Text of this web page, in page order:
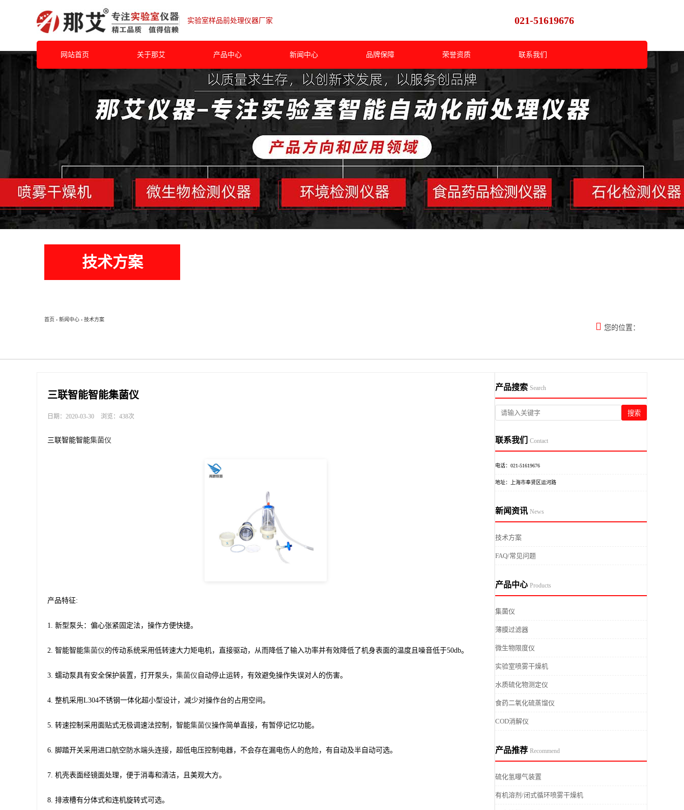
实验室样品前处理仪器厂家 021-51619676
网站首页 关于那艾 产品中心 新闻中心 品牌保障 荣誉资质 联系我们
技术方案
 您的位置：
首页 › 新闻中心 › 技术方案
三联智能智能集菌仪
日期：2020-03-30 浏览：438次
三联智能智能集菌仪
产品特征:
1. 新型泵头：偏心张紧固定法，操作方便快捷。
2. 智能智能集菌仪的传动系统采用低转速大力矩电机，直接驱动，从而降低了输入功率并有效降低了机身表面的温度且噪音低于50db。
3. 蠕动泵具有安全保护装置，打开泵头， 集菌仪 自动停止运转，有效避免操作失误对人的伤害。
4. 整机采用L304不锈钢一体化超小型设计，减少对操作台的占用空间。
5. 转速控制采用面贴式无极调速法控制，智能集菌仪操作简单直接，有暂停记忆功能。
6. 脚踏开关采用进口航空防水端头连接，超低电压控制电器，不会存在漏电伤人的危险，有自动及半自动可选。
7. 机壳表面经镜面处理，便于消毒和清洁，且美观大方。
8. 排液槽有分体式和连机旋转式可选。
产品搜索 Search
搜索
联系我们 Contact
电话：021-51619676
地址：上海市奉贤区运河路
新闻资讯 News
技术方案
FAQ/常见问题
产品中心 Products
集菌仪
薄膜过滤器
微生物限度仪
实验室喷雾干燥机
水质硫化物测定仪
食药二氧化硫蒸馏仪
COD消解仪
产品推荐 Recommend
硫化氢曝气装置
有机溶剂/闭式循环喷雾干燥机